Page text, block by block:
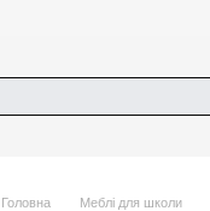
Головна Меблі для школи